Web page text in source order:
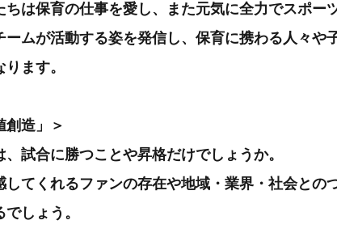
ちは保育の仕事を愛し、また元気に全力でスポー
ムが活動する姿を発信し、保育に携わる人々や
ます。
創造」＞
試合に勝つことや昇格だけでしょうか。
てくれるファンの存在や地域・業界・社会との
しょう。